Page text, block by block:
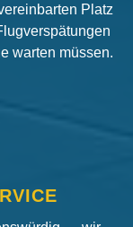
Platz
warten müssen.